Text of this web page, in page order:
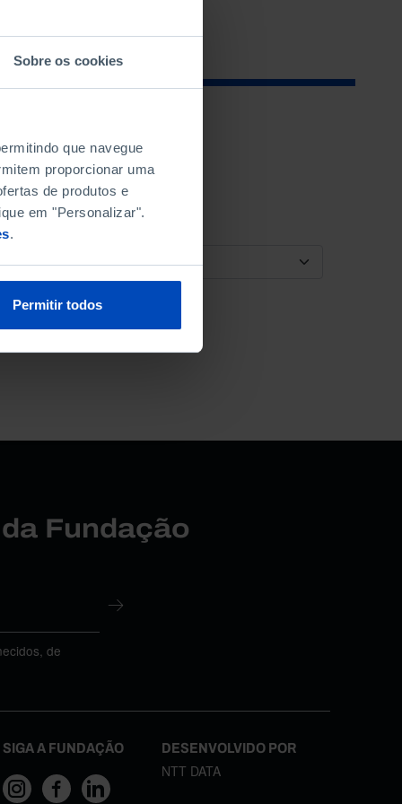
Sobre os cookies
que navegue
proporcionar uma
de produtos e
em "Personalizar".
.
Permitir todos
ORDENAR POR
Fundação
de
SIGA A FUNDAÇÃO DESENVOLVIDO POR
NTT DATA